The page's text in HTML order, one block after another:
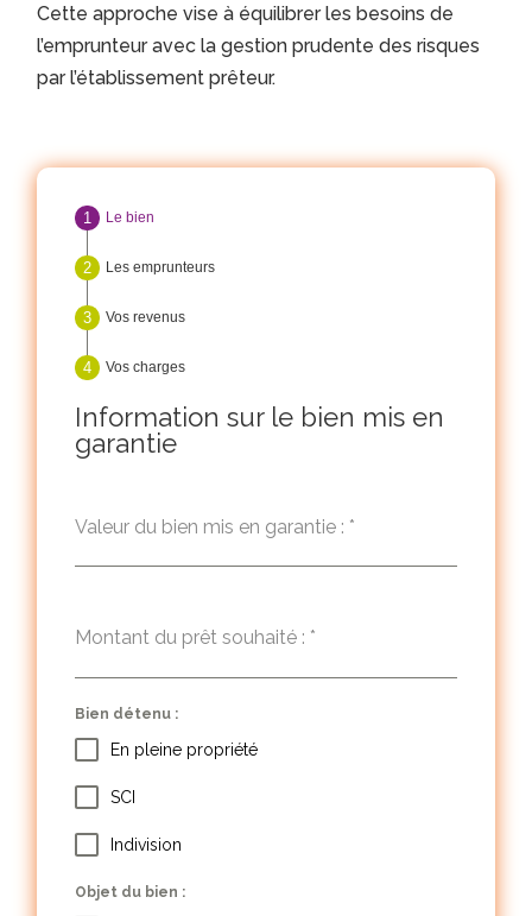
Cette approche vise à équilibrer les besoins de
l’emprunteur avec la gestion prudente des risques
par l’établissement prêteur.
Le bien
Les emprunteurs
Vos revenus
Vos charges
Information sur le bien mis en
garantie
Valeur du bien mis en garantie : *
Montant du prêt souhaité : *
Bien détenu :
En pleine propriété
SCI
Indivision
Objet du bien :